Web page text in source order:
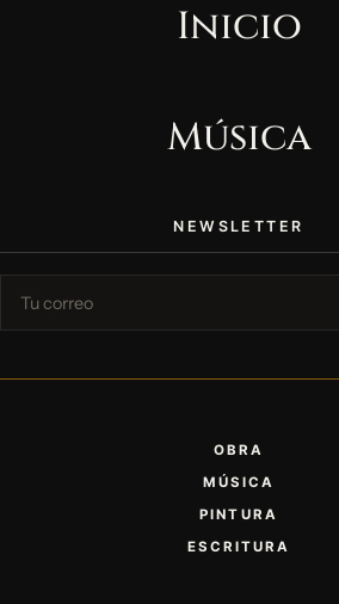
Inicio
Música
NEWSLETTER
OBRA
MÚSICA
PINTURA
ESCRITURA